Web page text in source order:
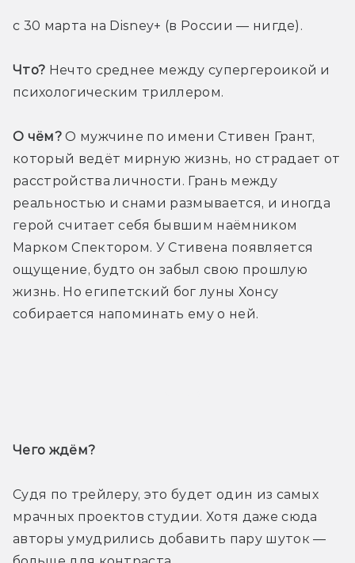
с 30 марта на Disney+ (в России — нигде).
Что? Нечто среднее между супергероикой и
психологическим триллером.
О чём? О мужчине по имени Стивен Грант,
который ведёт мирную жизнь, но страдает от
расстройства личности. Грань между
реальностью и снами размывается, и иногда
герой считает себя бывшим наёмником
Марком Спектором. У Стивена появляется
ощущение, будто он забыл свою прошлую
жизнь. Но египетский бог луны Хонсу
собирается напоминать ему о ней.
Чего ждём?
Судя по трейлеру, это будет один из самых
мрачных проектов студии. Хотя даже сюда
авторы умудрились добавить пару шуток —